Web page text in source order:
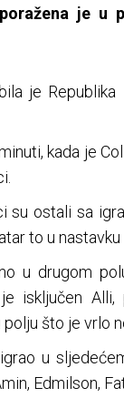
je u
je
kada je
su ostali sa
to u
u drugom
isključen
što je vrlo
u
Edmilson,